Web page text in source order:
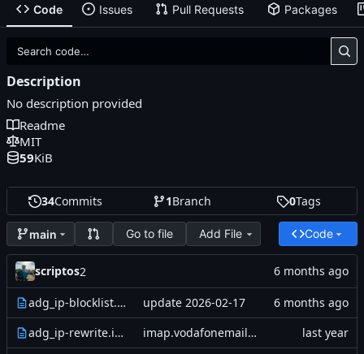
Code Issues Pull Requests Packages
34Commits 1Branch 0Tags
main Go to file Add File Code
scriptos2
adg_ip-blocklist.ipv4.txt
update 2026-02-17
adg_ip-rewrite.ipv4.txt
imap.vodafonemail.de hinzugefügt
Description
No description provided
Readme
MIT
59KiB